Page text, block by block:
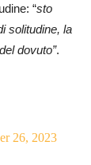
“sto
solitudine, la
dovuto”.
26, 2023